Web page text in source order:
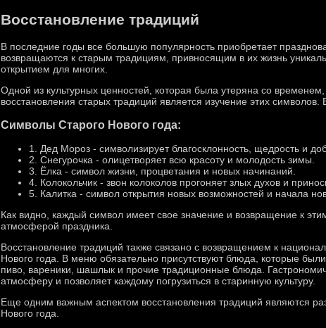
Восстановление традиций
В последние годы все большую популярность приобретает
возвращаются к старым традициям, привносящим в их жизнь
открытием для многих.
Одной из культурных ценностей, которая была утеряна со
восстановления старых традиций является изучение этих
Символы Старого Нового года:
1. Дед Мороз - символизирует благосклонность, щедрость и
2. Снегурочка - олицетворяет всю красоту и молодость зимы.
3. Ёлка - символ жизни, процветания и новых начинаний.
4. Колокольчик - звон колоколов прогоняет злых духов и
5. Калитка - символ открытия новых возможностей и начала
Как видно, каждый символ имеет свое значение и возвращение к
атмосферой праздника.
Восстановление традиций также связано с возвращением к
Нового года. В меню обязательно присутствуют блюда, которые
пиво, вареники, шашлык и прочие традиционные блюда.
атмосферу и позволяет каждому погрузиться в старинную культуру.
Еще одним важным аспектом восстановления традиций являются
Нового года.